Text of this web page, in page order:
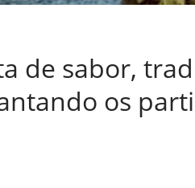
de sabor,
os